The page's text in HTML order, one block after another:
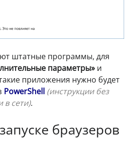
штатные программы, для
параметры» и
приложения нужно будет
PowerShell (инструкции без
сети).
браузеров